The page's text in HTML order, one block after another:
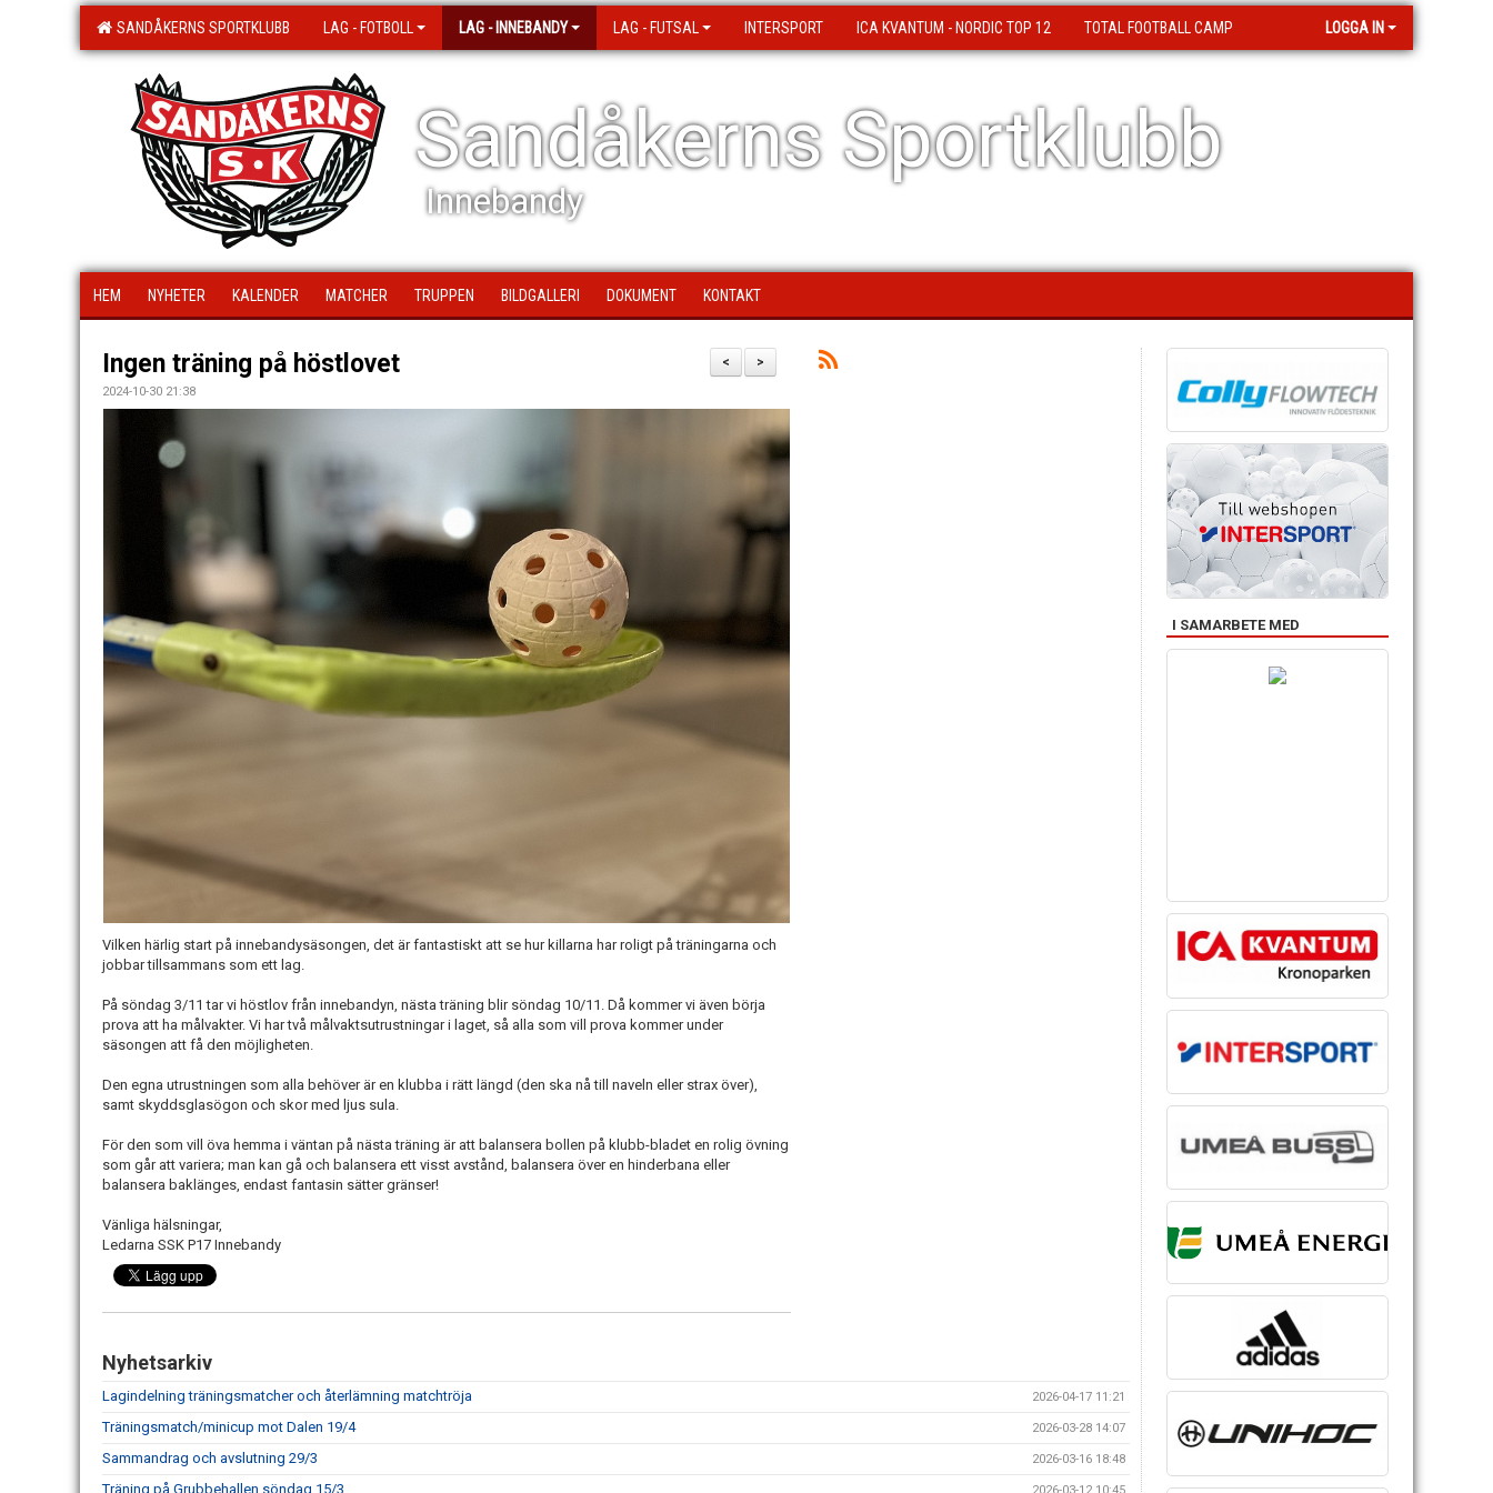
SANDÅKERNS SPORTKLUBB LAG - FOTBOLL LAG - INNEBANDY LAG - FUTSAL INTERSPORT ICA KVANTUM - NORDIC TOP 12 TOTAL FOOTBALL CAMP LOGGA IN
Sandåkerns Sportklubb
Innebandy
HEM NYHETER KALENDER MATCHER TRUPPEN BILDGALLERI DOKUMENT KONTAKT
>
<
Ingen träning på höstlovet
2024-10-30 21:38
Vilken härlig start på innebandysäsongen, det är fantastiskt att se hur killarna har roligt på träningarna och
jobbar tillsammans som ett lag.
På söndag 3/11 tar vi höstlov från innebandyn, nästa träning blir söndag 10/11. Då kommer vi även börja
prova att ha målvakter. Vi har två målvaktsutrustningar i laget, så alla som vill prova kommer under
säsongen att få den möjligheten.
Den egna utrustningen som alla behöver är en klubba i rätt längd (den ska nå till naveln eller strax över),
samt skyddsglasögon och skor med ljus sula.
För den som vill öva hemma i väntan på nästa träning är att balansera bollen på klubb-bladet en rolig övning
som går att variera; man kan gå och balansera ett visst avstånd, balansera över en hinderbana eller
balansera baklänges, endast fantasin sätter gränser!
Vänliga hälsningar,
Ledarna SSK P17 Innebandy
Nyhetsarkiv
Lagindelning träningsmatcher och återlämning matchtröja 2026-04-17 11:21
Träningsmatch/minicup mot Dalen 19/4 2026-03-28 14:07
Sammandrag och avslutning 29/3 2026-03-16 18:48
Träning på Grubbehallen söndag 15/3
I SAMARBETE MED